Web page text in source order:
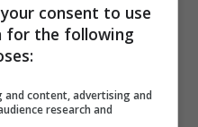
il
ti fa
consent to use
for the following
and content, advertising and
research and